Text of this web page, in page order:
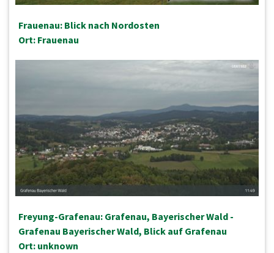
Frauenau: Blick nach Nordosten
Ort: Frauenau
Freyung-Grafenau: Grafenau, Bayerischer Wald -
Grafenau Bayerischer Wald, Blick auf Grafenau
Ort: unknown